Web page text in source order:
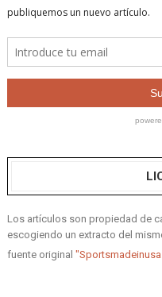
Los artículos son propiedad de
escogiendo un extracto del
fuente original